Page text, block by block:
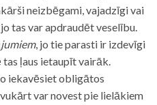
neizbēgami, vajadzīgi vai
jo tas var apdraudēt veselību.
, jo tie parasti ir izdevīgi
ļaus ietaupīt vairāk.
iekavēsiet obligātos
var novest pie lielākiem